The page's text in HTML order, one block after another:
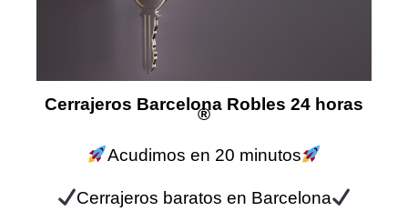
Cerrajeros Barcelona Robles 24 horas
®
Acudimos en 20 minutos
Cerrajeros baratos en Barcelona